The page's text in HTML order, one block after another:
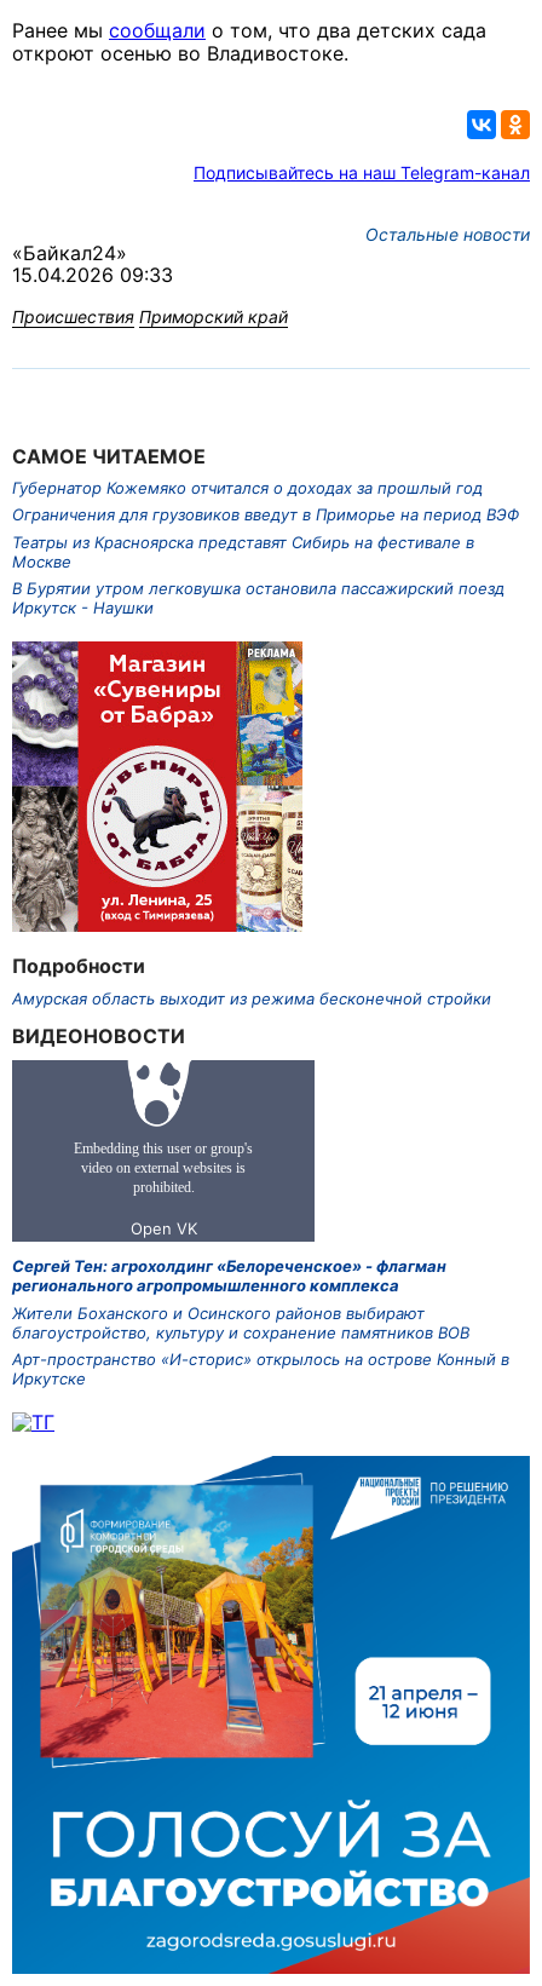
Ранее мы сообщали о том, что два детских сада
откроют осенью во Владивостоке.
Подписывайтесь на наш Telegram-канал
Остальные новости
«Байкал24»
15.04.2026 09:33
Происшествия Приморский край
САМОЕ ЧИТАЕМОЕ
Губернатор Кожемяко отчитался о доходах за прошлый год
Ограничения для грузовиков введут в Приморье на период ВЭФ
Театры из Красноярска представят Сибирь на фестивале в
Москве
В Бурятии утром легковушка остановила пассажирский поезд
Иркутск - Наушки
Подробности
Амурская область выходит из режима бесконечной стройки
ВИДЕОНОВОСТИ
Сергей Тен: агрохолдинг «Белореченское» - флагман
регионального агропромышленного комплекса
Жители Боханского и Осинского районов выбирают
благоустройство, культуру и сохранение памятников ВОВ
Арт-пространство «И-сторис» открылось на острове Конный в
Иркутске